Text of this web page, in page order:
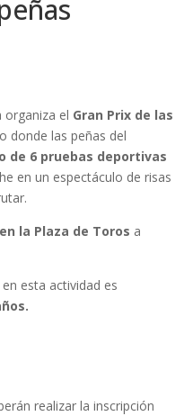
organiza el Gran Prix de las
donde las peñas del
de 6 pruebas deportivas
en un espectáculo de risas
la Plaza de Toros a
esta actividad es
realizar la inscripción